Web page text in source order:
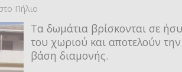
Πήλιο
Τα δωμάτια βρίσκονται σε
του χωριού και αποτελούν την
βάση διαμονής.